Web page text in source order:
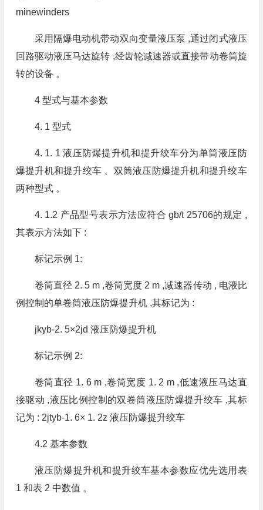
minewinders
采用隔爆电动机带动双向变量液压泵 ,通过闭式液压
回路驱动液压马达旋转 ,经齿轮减速器或直接带动卷筒旋
转的设备 。
4 型式与基本参数
4. 1 型式
4. 1. 1 液压防爆提升机和提升绞车分为单筒液压防
爆提升机和提升绞车 、双筒液压防爆提升机和提升绞车
两种型式 。
4. 1.2 产品型号表示方法应符合 gb/t 25706的规定 ,
其表示方法如下 :
标记示例 1:
卷筒直径 2. 5 m ,卷筒宽度 2 m ,减速器传动 , 电液比
例控制的单卷筒液压防爆提升机 ,其标记为 :
jkyb-2. 5×2jd 液压防爆提升机
标记示例 2:
卷筒直径 1. 6 m ,卷筒宽度 1. 2 m ,低速液压马达直
接驱动 ,液压比例控制的双卷筒液压防爆提升绞车 ,其标
记为 : 2jtyb-1. 6× 1. 2z 液压防爆提升绞车
4.2 基本参数
液压防爆提升机和提升绞车基本参数应优先选用表
1 和表 2 中数值 。